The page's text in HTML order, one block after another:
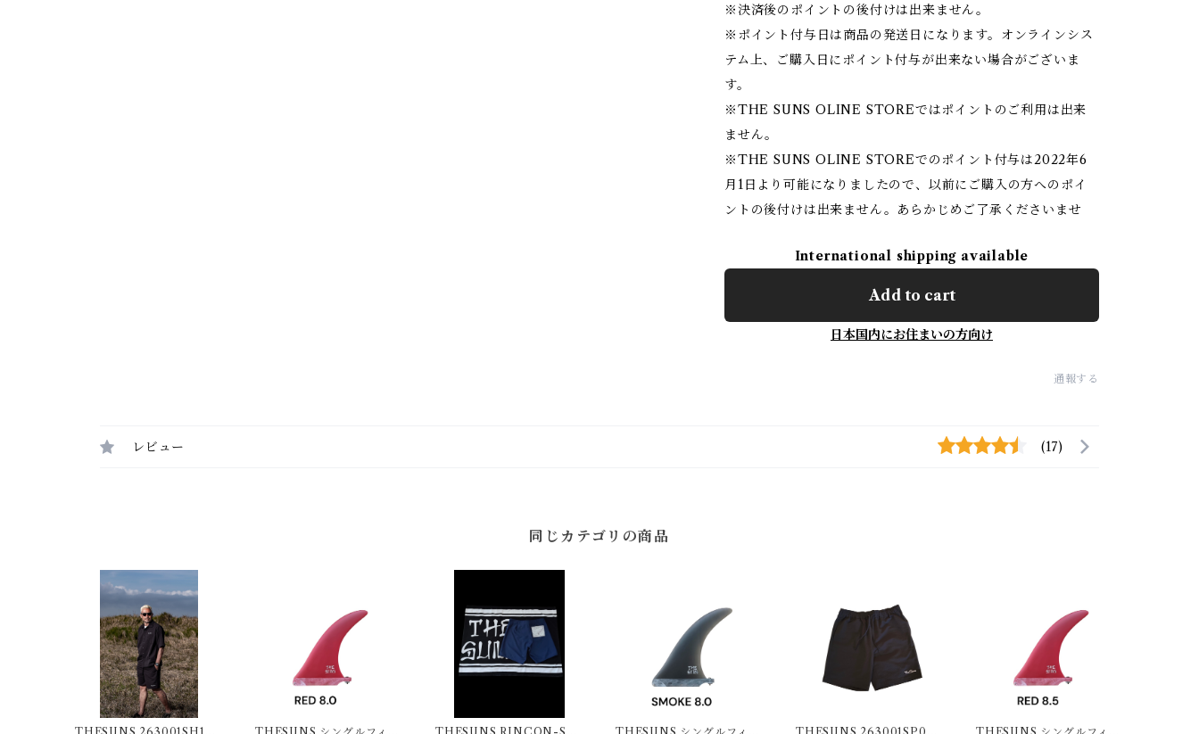
※決済後のポイントの後付けは出来ません。
※ポイント付与日は商品の発送日になります。オンラインシス
テム上、ご購入日にポイント付与が出来ない場合がございま
す。
※THE SUNS OLINE STOREではポイントのご利用は出来
ません。
※THE SUNS OLINE STOREでのポイント付与は2022年6
月1日より可能になりましたので、以前にご購入の方へのポイ
ントの後付けは出来ません。あらかじめご了承くださいませ
International shipping available
Add to cart
日本国内にお住まいの方向け
通報する
レビュー (17)
同じカテゴリの商品
THESUNS 263001SH102
THESUNS シングルフィン
THESUNS RINCON-SU
THESUNS シングルフィン
THESUNS 263001SP058
THESUNS シングルフィン